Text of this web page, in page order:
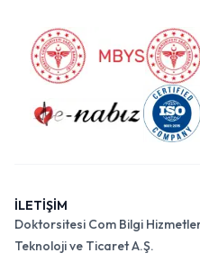
İLETİŞİM
Doktorsitesi Com Bilgi
Teknoloji ve Ticaret A.Ş.